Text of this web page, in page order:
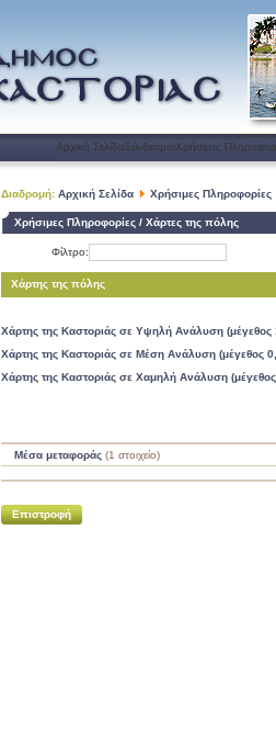
Αρχική ΣελίδαΣύνδεσμοιΧρήσιμες
Διαδρομή: Αρχική Σελίδα Χρήσιμες Πληροφορίες
Χρήσιμες Πληροφορίες / Χάρτες της πόλης
Φίλτρο:
Χάρτης της πόλης
Χάρτης της Καστοριάς σε Υψηλή Ανάλυση (μέγεθος
Χάρτης της Καστοριάς σε Μέση Ανάλυση (μέγεθος
Χάρτης της Καστοριάς σε Χαμηλή Ανάλυση
Μέσα μεταφοράς (1 στοιχείο)